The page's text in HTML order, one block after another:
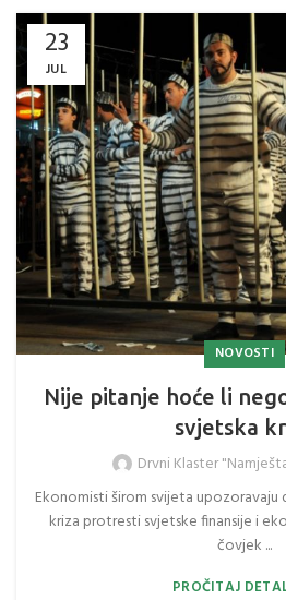
23
JUL
NOVOSTI
Nije pitanje hoće li
svjetska
Drvni Klaster
Ekonomisti širom svijeta
kriza protresti svjetske finansije i
čovjek ...
PROČITAJ